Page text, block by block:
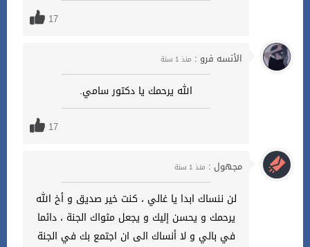
17
الأنسه فرو : منذ 1 سنة
الله يرحمك يا دكتور سامي.
17
مجهول : منذ 1 سنة
لن ننساك ابدا يا غالي ، كنت خير صديق و أخ الله
يرحمك و يحسن إليك و يجعل مثواك الجنة ، دائما
في بالي و لا أنساك الى ان اجتمع بك في الجنة